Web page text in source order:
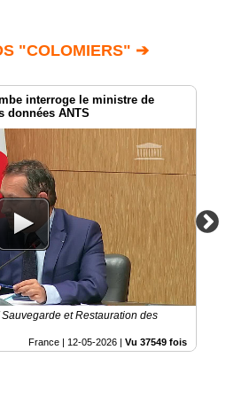
"COLOMIERS" ➔
interroge le ministre de
données ANTS
et Restauration des
France | 12-05-2026 | Vu 37549 fois